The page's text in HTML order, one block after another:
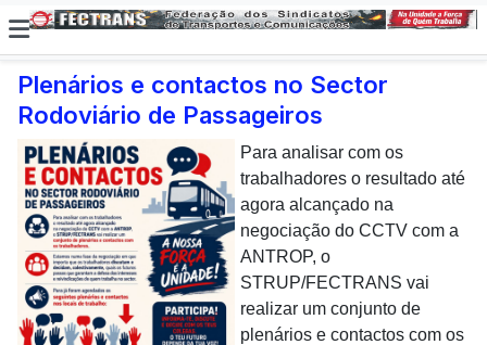
Plenários e contactos no Sector
Rodoviário de Passageiros
Para analisar com os
trabalhadores o resultado até
agora alcançado na
negociação do CCTV com a
ANTROP, o
STRUP/FECTRANS vai
realizar um conjunto de
plenários e contactos com os
E não posso […] deixar de
dar uma nota de
agradecimento aos
colaboradores da CP que,
todos os dias, enfrentam com
sucesso os desafios
operacionais de manutenção
inerentes a uma frota tão
envelhecida.
Call Centers